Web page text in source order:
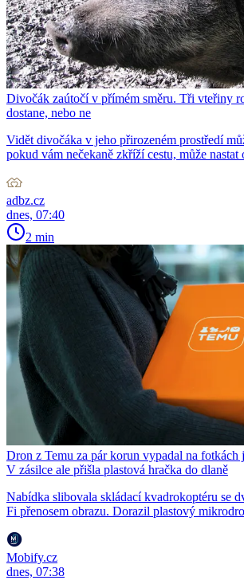
Divočák zaútočí v přímém směru. Tři vteřiny
dostane, nebo ne
Vidět divočáka v jeho přirozeném prostředí
pokud vám nečekaně zkříží cestu, může nastat
adbz.cz
dnes, 07:40
2 min
Dron z Temu za pár korun vypadal na fotkách
V zásilce ale přišla plastová hračka do dlaně
Nabídka slibovala skládací kvadrokoptéru se
Fi přenosem obrazu. Dorazil plastový
Mobify.cz
dnes, 07:38